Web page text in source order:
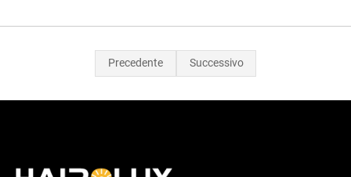
Precedente Successivo